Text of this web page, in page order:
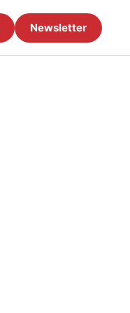
Newsletter